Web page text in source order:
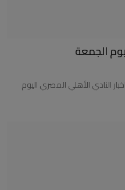
الجمعة
النادي الأهلي المصري اليوم